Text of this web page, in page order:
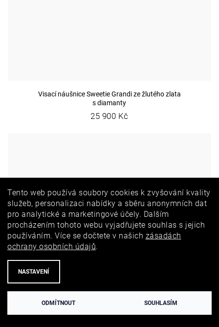
Tento web používá soubory cookies k zvyšování kvality
služeb, personalizaci nabídky a sběru anonymních dat
pro analytické a marketingové účely. Dalším
procházením tohoto webu vyjadřujete souhlas s jejich
používáním. Více se dočtete v našich zásadách
ochrany osobních údajů.
NASTAVENÍ
ODMÍTNOUT SOUHLASÍM
Visací náušnice Sweetie Grandi ze žlutého zlata
s diamanty
25 900 Kč